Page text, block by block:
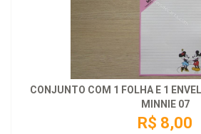
CONJUNTO COM 1 FOLHA E 1
MINNIE 07
R$ 8,00